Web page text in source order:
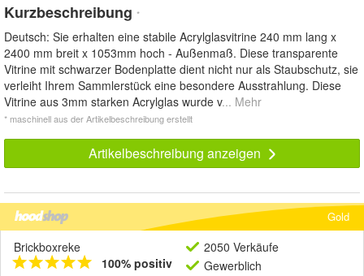
Kurzbeschreibung *
Deutsch: Sie erhalten eine stabile Acrylglasvitrine 240 mm lang x
2400 mm breit x 1053mm hoch - Außenmaß. Diese transparente
Vitrine mit schwarzer Bodenplatte dient nicht nur als Staubschutz, sie
verleiht Ihrem Sammlerstück eine besondere Ausstrahlung. Diese
Vitrine aus 3mm starken Acrylglas wurde v... Mehr
* maschinell aus der Artikelbeschreibung erstellt
Artikelbeschreibung anzeigen
Gold
Brickboxreke
100% positiv
2050 Verkäufe
Gewerblich